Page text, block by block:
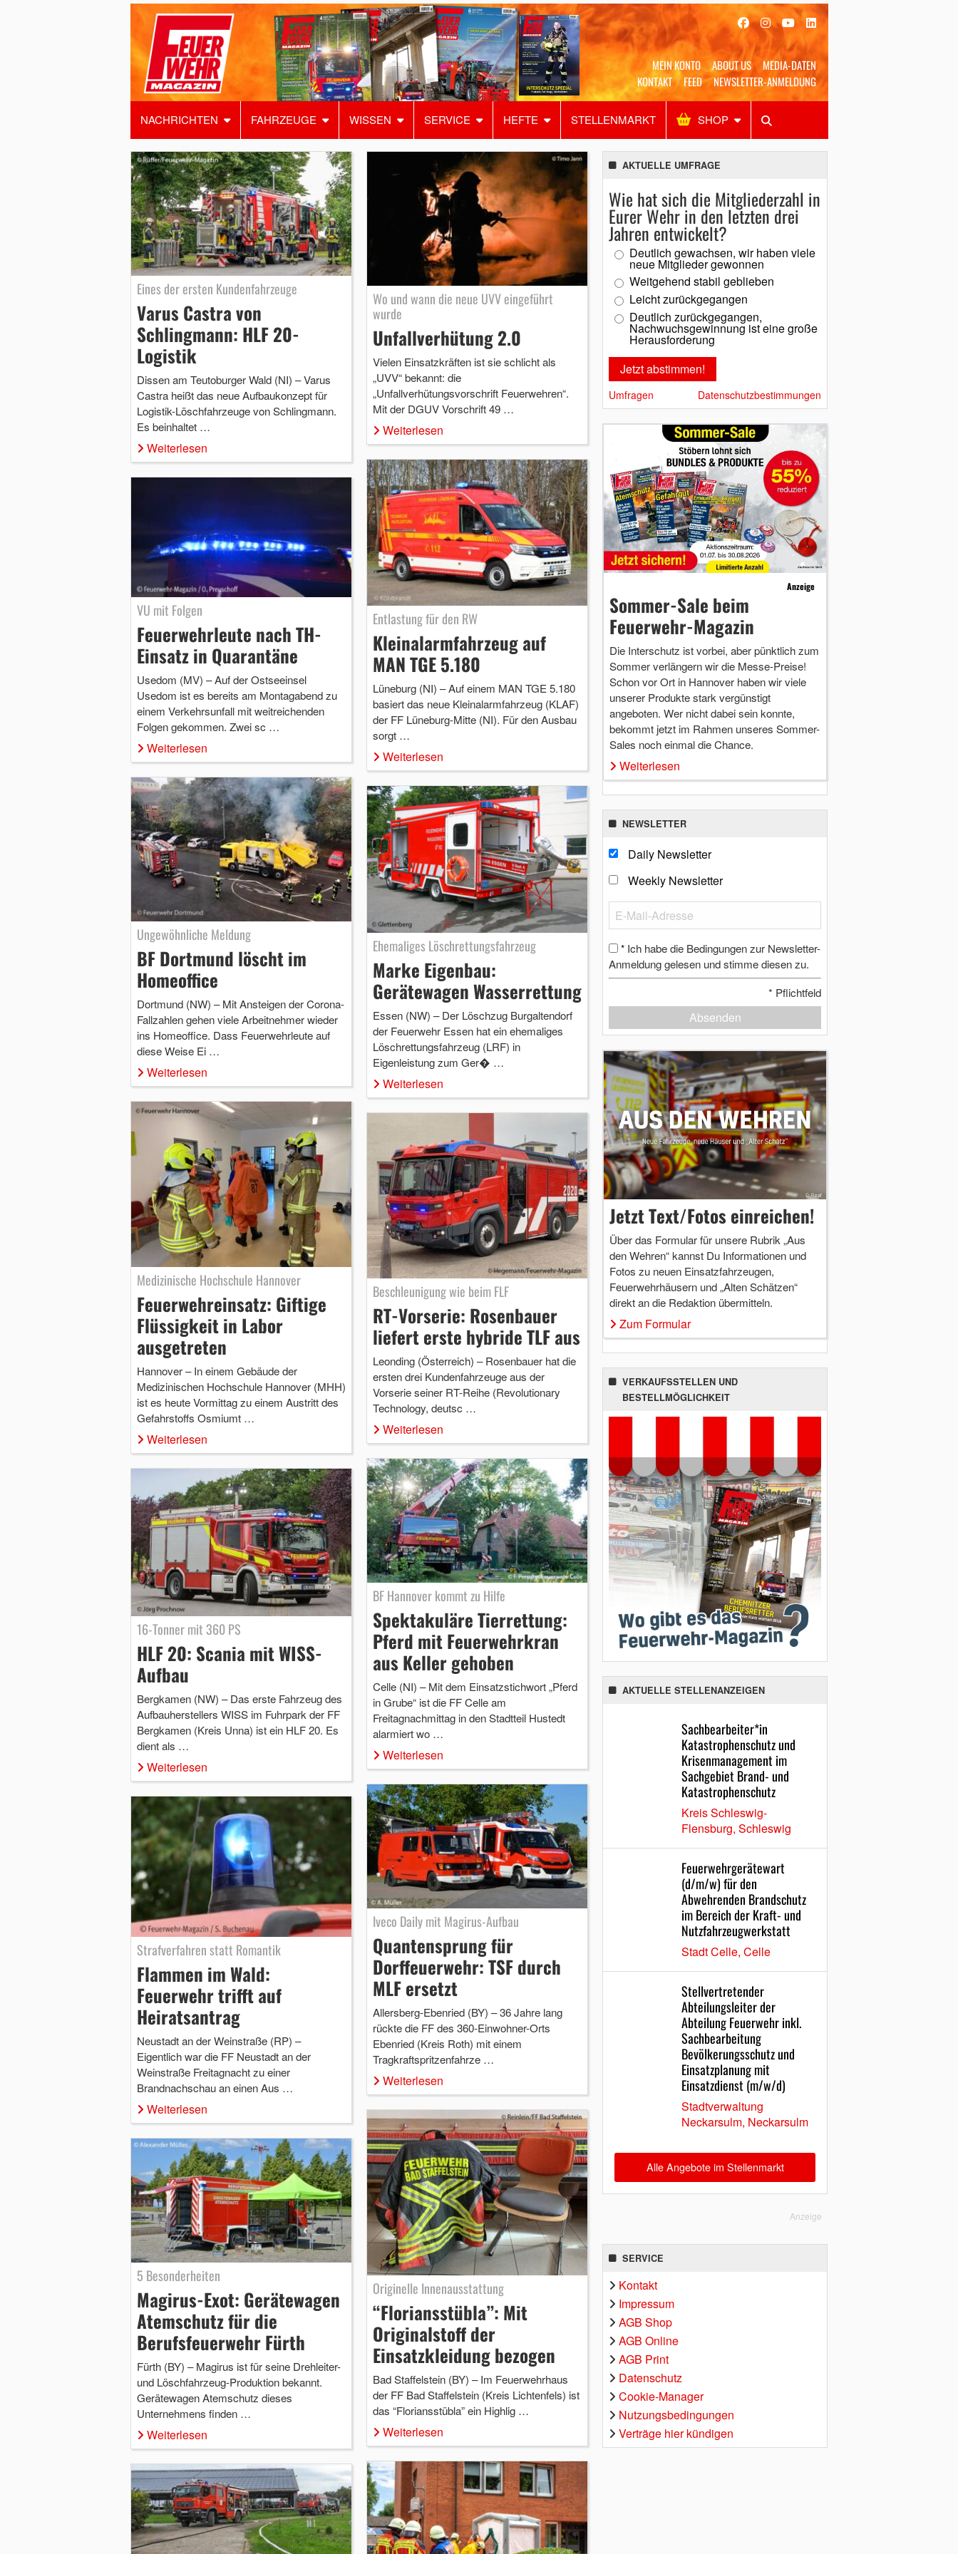
MEIN KONTO ABOUT US
MEDIA-DATEN
KONTAKT
FEED NEWSLETTER-ANMELDUNG
NACHRICHTEN FAHRZEUGE WISSEN SERVICE HEFTE STELLENMARKT SHOP
Alles Shop SUCHEN
Eines der ersten Kundenfahrzeuge
Varus Castra von
Schlingmann: HLF 20-
Logistik
Dissen am Teutoburger Wald (NI) – Varus
Castra heißt das neue Aufbaukonzept für
Logistik-Löschfahrzeuge von Schlingmann.
Es beinhaltet …
Weiterlesen
Wo und wann die neue UVV eingeführt
wurde
Unfallverhütung 2.0
Vielen Einsatzkräften ist sie schlicht als
„UVV“ bekannt: die
„Unfallverhütungsvorschrift Feuerwehren“.
Mit der DGUV Vorschrift 49 …
Weiterlesen
VU mit Folgen
Feuerwehrleute nach TH-
Einsatz in Quarantäne
Usedom (MV) – Auf der Ostseeinsel
Usedom ist es bereits am Montagabend zu
einem Verkehrsunfall mit weitreichenden
Folgen gekommen. Zwei sc …
Weiterlesen
Entlastung für den RW
Kleinalarmfahrzeug auf
MAN TGE 5.180
Lüneburg (NI) – Auf einem MAN TGE 5.180
basiert das neue Kleinalarmfahrzeug (KLAF)
der FF Lüneburg-Mitte (NI). Für den Ausbau
sorgt …
Weiterlesen
Ungewöhnliche Meldung
BF Dortmund löscht im
Homeoffice
Dortmund (NW) – Mit Ansteigen der Corona-
Fallzahlen gehen viele Arbeitnehmer wieder
ins Homeoffice. Dass Feuerwehrleute auf
diese Weise Ei …
Weiterlesen
Ehemaliges Löschrettungsfahrzeug
Marke Eigenbau:
Gerätewagen Wasserrettung
Essen (NW) – Der Löschzug Burgaltendorf
der Feuerwehr Essen hat ein ehemaliges
Löschrettungsfahrzeug (LRF) in
Eigenleistung zum Ger� …
Weiterlesen
Medizinische Hochschule Hannover
Feuerwehreinsatz: Giftige
Flüssigkeit in Labor
ausgetreten
Hannover – In einem Gebäude der
Medizinischen Hochschule Hannover (MHH)
ist es heute Vormittag zu einem Austritt des
Gefahrstoffs Osmiumt …
Weiterlesen
Beschleunigung wie beim FLF
RT-Vorserie: Rosenbauer
liefert erste hybride TLF aus
Leonding (Österreich) – Rosenbauer hat die
ersten drei Kundenfahrzeuge aus der
Vorserie seiner RT-Reihe (Revolutionary
Technology, deutsc …
Weiterlesen
16-Tonner mit 360 PS
HLF 20: Scania mit WISS-
Aufbau
Bergkamen (NW) – Das erste Fahrzeug des
Aufbauherstellers WISS im Fuhrpark der FF
Bergkamen (Kreis Unna) ist ein HLF 20. Es
dient als …
Weiterlesen
BF Hannover kommt zu Hilfe
Spektakuläre Tierrettung:
Pferd mit Feuerwehrkran
aus Keller gehoben
Celle (NI) – Mit dem Einsatzstichwort „Pferd
in Grube“ ist die FF Celle am
Freitagnachmittag in den Stadtteil Hustedt
alarmiert wo …
Weiterlesen
Strafverfahren statt Romantik
Flammen im Wald:
Feuerwehr trifft auf
Heiratsantrag
Neustadt an der Weinstraße (RP) –
Eigentlich war die FF Neustadt an der
Weinstraße Freitagnacht zu einer
Brandnachschau an einen Aus …
Weiterlesen
Iveco Daily mit Magirus-Aufbau
Quantensprung für
Dorffeuerwehr: TSF durch
MLF ersetzt
Allersberg-Ebenried (BY) – 36 Jahre lang
rückte die FF des 360-Einwohner-Orts
Ebenried (Kreis Roth) mit einem
Tragkraftspritzenfahrze …
Weiterlesen
5 Besonderheiten
Magirus-Exot: Gerätewagen
Atemschutz für die
Berufsfeuerwehr Fürth
Fürth (BY) – Magirus ist für seine Drehleiter-
und Löschfahrzeug-Produktion bekannt.
Gerätewagen Atemschutz dieses
Unternehmens finden …
Weiterlesen
Originelle Innenausstattung
“Floriansstübla”: Mit
Originalstoff der
Einsatzkleidung bezogen
Bad Staffelstein (BY) – Im Feuerwehrhaus
der FF Bad Staffelstein (Kreis Lichtenfels) ist
das “Floriansstübla” ein Highlig …
Weiterlesen
AKTUELLE UMFRAGE
Wie hat sich die Mitgliederzahl in
Eurer Wehr in den letzten drei
Jahren entwickelt?
Deutlich gewachsen, wir haben viele
neue Mitglieder gewonnen
Weitgehend stabil geblieben
Leicht zurückgegangen
Deutlich zurückgegangen,
Nachwuchsgewinnung ist eine große
Herausforderung
Umfragen Datenschutzbestimmungen
Anzeige
Sommer-Sale beim
Feuerwehr-Magazin
Die Interschutz ist vorbei, aber pünktlich zum
Sommer verlängern wir die Messe-Preise!
Schon vor Ort in Hannover haben wir viele
unserer Produkte stark vergünstigt
angeboten. Wer nicht dabei sein konnte,
bekommt jetzt im Rahmen unseres Sommer-
Sales noch einmal die Chance.
Weiterlesen
NEWSLETTER
Daily Newsletter
Weekly Newsletter
* Ich habe die Bedingungen zur Newsletter-
Anmeldung gelesen und stimme diesen zu.
* Pflichtfeld
Absenden
Jetzt Text/Fotos einreichen!
Über das Formular für unsere Rubrik „Aus
den Wehren“ kannst Du Informationen und
Fotos zu neuen Einsatzfahrzeugen,
Feuerwehrhäusern und „Alten Schätzen“
direkt an die Redaktion übermitteln.
Zum Formular
VERKAUFSSTELLEN UND
BESTELLMÖGLICHKEIT
AKTUELLE STELLENANZEIGEN
Sachbearbeiter*in
Katastrophenschutz und
Krisenmanagement im
Sachgebiet Brand- und
Katastrophenschutz
Kreis Schleswig-
Flensburg, Schleswig
Feuerwehrgerätewart
(d/m/w) für den
Abwehrenden Brandschutz
im Bereich der Kraft- und
Nutzfahrzeugwerkstatt
Stadt Celle, Celle
Stellvertretender
Abteilungsleiter der
Abteilung Feuerwehr inkl.
Sachbearbeitung
Bevölkerungsschutz und
Einsatzplanung mit
Einsatzdienst (m/w/d)
Stadtverwaltung
Neckarsulm, Neckarsulm
Alle Angebote im Stellenmarkt
Anzeige
SERVICE
Kontakt
Impressum
AGB Shop
AGB Online
AGB Print
Datenschutz
Cookie-Manager
Nutzungsbedingungen
Verträge hier kündigen